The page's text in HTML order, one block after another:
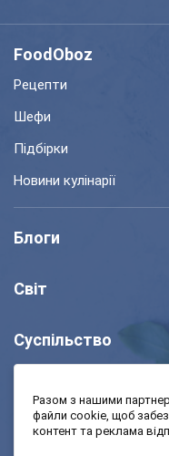
FoodOboz
Рецепти
Шефи
Підбірки
Новини кулінарії
Блоги
Світ
Суспільство
Моя школа
Разом з нашими
файли cookie, щоб
контент та реклама